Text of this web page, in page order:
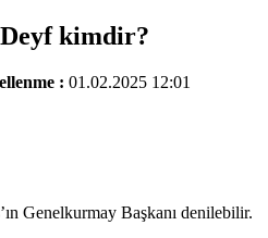
kimdir?
: 01.02.2025 12:01
Genelkurmay Başkanı denilebilir.